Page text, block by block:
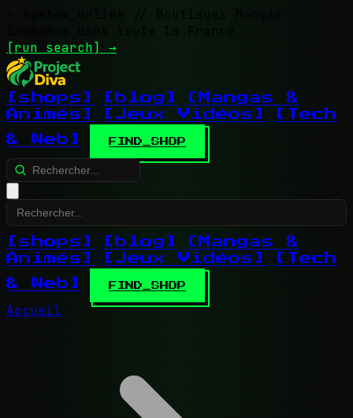
// Boutiques Mangas
indexées dans toute la France
[run search] →
[shops] [blog]
[Mangas &
Animés]
[Jeux Vidéos]
[Tech
& Web]
FIND_SHOP
[shops] [blog]
[Mangas &
Animés]
[Jeux Vidéos]
[Tech
& Web]
FIND_SHOP
Accueil